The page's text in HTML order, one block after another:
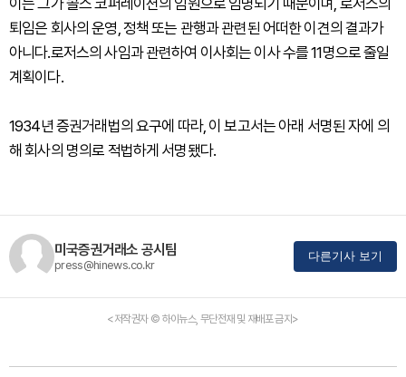
이는 그가 콜스 코퍼레이션의 임원으로 임명되기 때문이며, 로저스의
퇴임은 회사의 운영, 정책 또는 관행과 관련된 어떠한 이견의 결과가
아니다.로저스의 사임과 관련하여 이사회는 이사 수를 11명으로 줄일
계획이다.
1934년 증권거래법의 요구에 따라, 이 보고서는 아래 서명된 자에 의
해 회사의 명의로 적법하게 서명됐다.
미국증권거래소 공시팀
press@hinews.co.kr
다른기사 보기
<저작권자 © 하이뉴스, 무단전재 및 재배포 금지>